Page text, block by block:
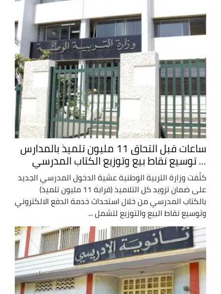
ساعات قبل التحاق 11 مليون تلميذ بالمدارس
... توسيع نقاط بيع وتوزيع الكتاب المدرسي
كثّفت وزارة التربية الوطنية عشية الدخول المدرسي الجديد
على ضمان تزويد كل التلاميذ (قرابة 11 مليون تلميذ)
بالكتاب المدرسي من خلال استحداث خدمة الدفع الالكتروني
وتوسيع نقاط البيع والتوزيع لتشمل ...